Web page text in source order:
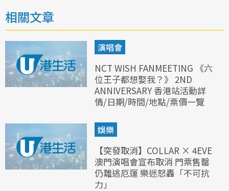
相關文章
演唱會
NCT WISH FANMEETING 《六
位王子都想娶我？》 2ND
ANNIVERSARY 香港站活動詳
情/日期/時間/地點/票價一覽
娛樂
【突發取消】COLLAR × 4EVE
澳門演唱會宣布取消 門票售罄
仍難逃厄運 樂迷怒轟「不可抗
力」